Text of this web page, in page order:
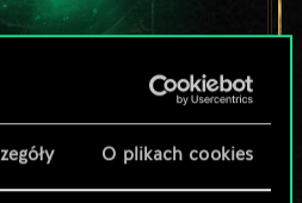
O plikach cookies
tą talią?